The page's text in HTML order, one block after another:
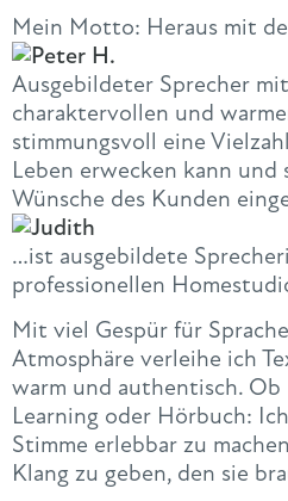
Mein Motto: Heraus mit
Ausgebildeter Sprecher
charaktervollen und
stimmungsvoll eine
Leben erwecken kann und
Wünsche des Kunden
…ist ausgebildete
professionellen
Mit viel Gespür für
Atmosphäre verleihe ich
warm und authentisch. Ob
Learning oder Hörbuch:
Stimme erlebbar zu
Klang zu geben, den sie